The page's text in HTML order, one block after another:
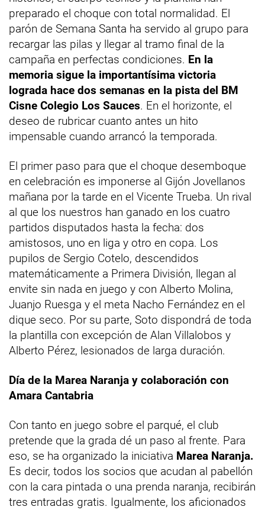
preparado el choque con total normalidad. El
parón de Semana Santa ha servido al grupo para
recargar las pilas y llegar al tramo final de la
campaña en perfectas condiciones. En la
memoria sigue la importantísima victoria
lograda hace dos semanas en la pista del BM
Cisne Colegio Los Sauces. En el horizonte, el
deseo de rubricar cuanto antes un hito
impensable cuando arrancó la temporada.
El primer paso para que el choque desemboque
en celebración es imponerse al Gijón Jovellanos
mañana por la tarde en el Vicente Trueba. Un rival
al que los nuestros han ganado en los cuatro
partidos disputados hasta la fecha: dos
amistosos, uno en liga y otro en copa. Los
pupilos de Sergio Cotelo, descendidos
matemáticamente a Primera División, llegan al
envite sin nada en juego y con Alberto Molina,
Juanjo Ruesga y el meta Nacho Fernández en el
dique seco. Por su parte, Soto dispondrá de toda
la plantilla con excepción de Alan Villalobos y
Alberto Pérez, lesionados de larga duración.
Día de la Marea Naranja y colaboración con
Amara Cantabria
Con tanto en juego sobre el parqué, el club
pretende que la grada dé un paso al frente. Para
eso, se ha organizado la iniciativa Marea Naranja.
Es decir, todos los socios que acudan al pabellón
con la cara pintada o una prenda naranja, recibirán
tres entradas gratis. Igualmente, los aficionados